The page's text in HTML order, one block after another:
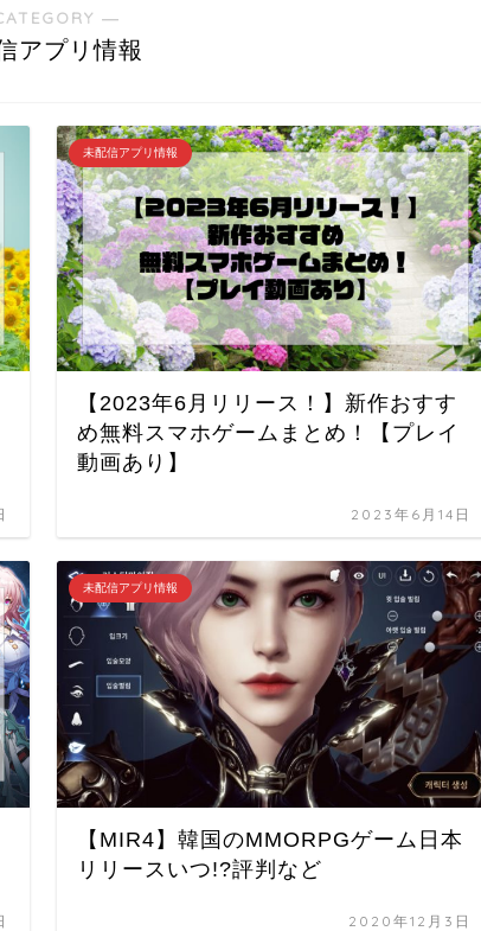
―
アプリ情報
未配信アプリ情報
【2023年6月リリース！】新作おすす
め無料スマホゲームまとめ！【プレイ
動画あり】
2023年6月14日
未配信アプリ情報
【MIR4】韓国のMMORPGゲーム日本
リリースいつ!?評判など
2020年12月3日